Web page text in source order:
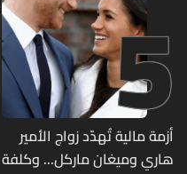
5
أزمة مالية تُهدّد زواج الأمير
هاري وميغان ماركل... وكلفة